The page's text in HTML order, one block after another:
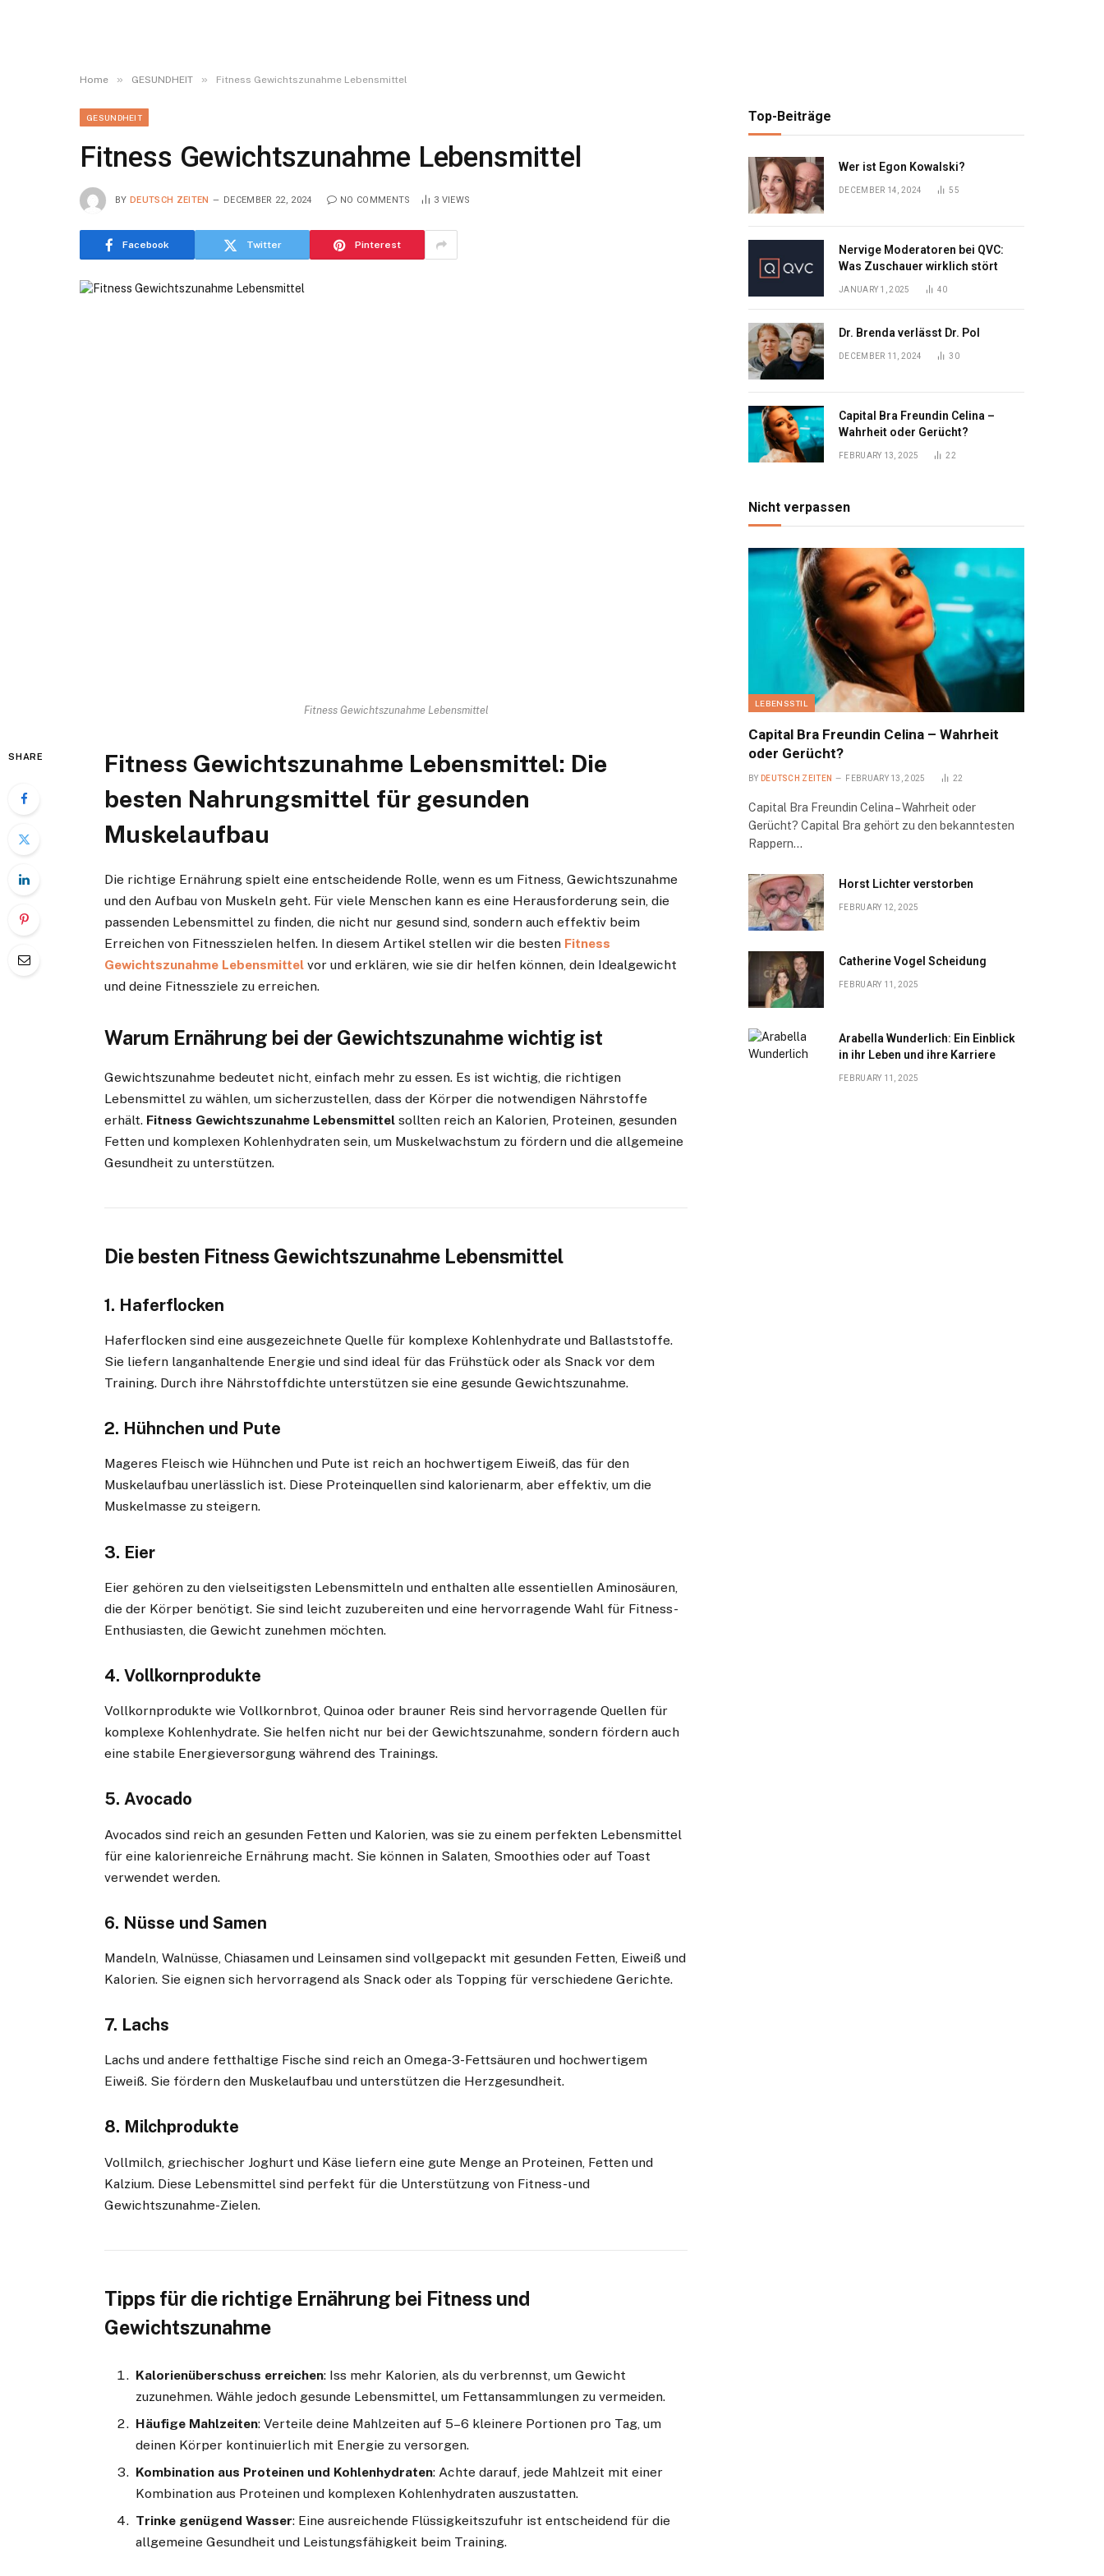
Home » GESUNDHEIT » Fitness Gewichtszunahme Lebensmittel
GESUNDHEIT
Fitness Gewichtszunahme Lebensmittel
BY DEUTSCH ZEITEN DECEMBER 22, 2024 NO COMMENTS 3 VIEWS
Facebook Twitter Pinterest
Fitness Gewichtszunahme Lebensmittel
SHARE
Fitness Gewichtszunahme Lebensmittel: Die
besten Nahrungsmittel für gesunden
Muskelaufbau
Die richtige Ernährung spielt eine entscheidende Rolle, wenn es um Fitness, Gewichtszunahme
und den Aufbau von Muskeln geht. Für viele Menschen kann es eine Herausforderung sein, die
passenden Lebensmittel zu finden, die nicht nur gesund sind, sondern auch effektiv beim
Erreichen von Fitnesszielen helfen. In diesem Artikel stellen wir die besten Fitness
Gewichtszunahme Lebensmittel vor und erklären, wie sie dir helfen können, dein Idealgewicht
und deine Fitnessziele zu erreichen.
Warum Ernährung bei der Gewichtszunahme wichtig ist
Gewichtszunahme bedeutet nicht, einfach mehr zu essen. Es ist wichtig, die richtigen
Lebensmittel zu wählen, um sicherzustellen, dass der Körper die notwendigen Nährstoffe
erhält. Fitness Gewichtszunahme Lebensmittel sollten reich an Kalorien, Proteinen, gesunden
Fetten und komplexen Kohlenhydraten sein, um Muskelwachstum zu fördern und die allgemeine
Gesundheit zu unterstützen.
Die besten Fitness Gewichtszunahme Lebensmittel
1. Haferflocken
Haferflocken sind eine ausgezeichnete Quelle für komplexe Kohlenhydrate und Ballaststoffe.
Sie liefern langanhaltende Energie und sind ideal für das Frühstück oder als Snack vor dem
Training. Durch ihre Nährstoffdichte unterstützen sie eine gesunde Gewichtszunahme.
2. Hühnchen und Pute
Mageres Fleisch wie Hühnchen und Pute ist reich an hochwertigem Eiweiß, das für den
Muskelaufbau unerlässlich ist. Diese Proteinquellen sind kalorienarm, aber effektiv, um die
Muskelmasse zu steigern.
3. Eier
Eier gehören zu den vielseitigsten Lebensmitteln und enthalten alle essentiellen Aminosäuren,
die der Körper benötigt. Sie sind leicht zuzubereiten und eine hervorragende Wahl für Fitness-
Enthusiasten, die Gewicht zunehmen möchten.
4.Vollkornprodukte
Vollkornprodukte wie Vollkornbrot, Quinoa oder brauner Reis sind hervorragende Quellen für
komplexe Kohlenhydrate. Sie helfen nicht nur bei der Gewichtszunahme, sondern fördern auch
eine stabile Energieversorgung während des Trainings.
5.Avocado
Avocados sind reich an gesunden Fetten und Kalorien, was sie zu einem perfekten Lebensmittel
für eine kalorienreiche Ernährung macht. Sie können in Salaten, Smoothies oder auf Toast
verwendet werden.
6. Nüsse und Samen
Mandeln, Walnüsse, Chiasamen und Leinsamen sind vollgepackt mit gesunden Fetten, Eiweiß und
Kalorien. Sie eignen sich hervorragend als Snack oder als Topping für verschiedene Gerichte.
7. Lachs
Lachs und andere fetthaltige Fische sind reich an Omega-3-Fettsäuren und hochwertigem
Eiweiß. Sie fördern den Muskelaufbau und unterstützen die Herzgesundheit.
8. Milchprodukte
Vollmilch, griechischer Joghurt und Käse liefern eine gute Menge an Proteinen, Fetten und
Kalzium. Diese Lebensmittel sind perfekt für die Unterstützung von Fitness- und
Gewichtszunahme-Zielen.
Tipps für die richtige Ernährung bei Fitness und
Gewichtszunahme
Kalorienüberschuss erreichen: Iss mehr Kalorien, als du verbrennst, um Gewicht
zuzunehmen. Wähle jedoch gesunde Lebensmittel, um Fettansammlungen zu vermeiden.
Häufige Mahlzeiten: Verteile deine Mahlzeiten auf 5–6 kleinere Portionen pro Tag, um
deinen Körper kontinuierlich mit Energie zu versorgen.
Kombination aus Proteinen und Kohlenhydraten: Achte darauf, jede Mahlzeit mit einer
Kombination aus Proteinen und komplexen Kohlenhydraten auszustatten.
Trinke genügend Wasser: Eine ausreichende Flüssigkeitszufuhr ist entscheidend für die
allgemeine Gesundheit und Leistungsfähigkeit beim Training.
Top-Beiträge
Wer ist Egon Kowalski?
DECEMBER 14, 2024 55
Nervige Moderatoren bei QVC:
Was Zuschauer wirklich stört
JANUARY 1, 2025 40
Dr. Brenda verlässt Dr. Pol
DECEMBER 11, 2024 30
Capital Bra Freundin Celina –
Wahrheit oder Gerücht?
FEBRUARY 13, 2025 22
Nicht verpassen
LEBENSSTIL
Capital Bra Freundin Celina – Wahrheit
oder Gerücht?
BY DEUTSCH ZEITEN FEBRUARY 13, 2025 22
Capital Bra Freundin Celina – Wahrheit oder
Gerücht? Capital Bra gehört zu den bekanntesten
Rappern…
Horst Lichter verstorben
FEBRUARY 12, 2025
Catherine Vogel Scheidung
FEBRUARY 11, 2025
Arabella Wunderlich: Ein Einblick
in ihr Leben und ihre Karriere
FEBRUARY 11, 2025